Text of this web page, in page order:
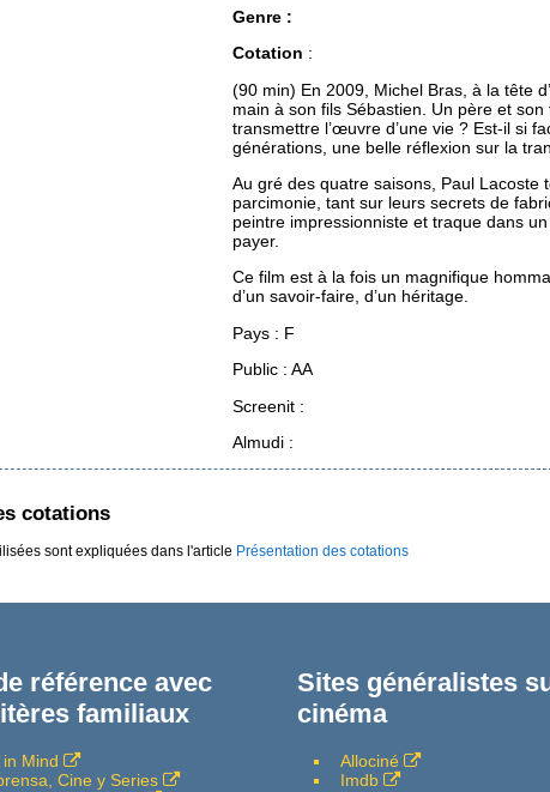
Genre :
Cotation :
(90 min) En 2009, Michel Bras, à la tête
main à son fils Sébastien. Un père et
transmettre l’œuvre d’une vie ? Est-il si
générations, une belle réflexion sur la
Au gré des quatre saisons, Paul Lacoste
parcimonie, tant sur leurs secrets de
peintre impressionniste et traque dans
payer.
Ce film est à la fois un magnifique
d’un savoir-faire, d’un héritage.
Pays : F
Public : AA
Screenit :
Almudi :
cotations
sont expliquées dans l'article Présentation des cotations
référence avec
familiaux
in Mind
Cine y Series
Sites généralistes
cinéma
Allociné
Imdb